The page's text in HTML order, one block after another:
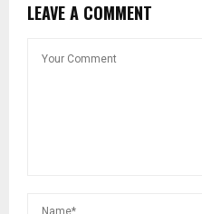
LEAVE A COMMENT